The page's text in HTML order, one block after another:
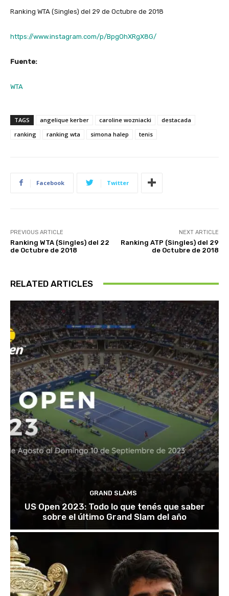
Ranking WTA (Singles) del 29 de Octubre de 2018
https://www.instagram.com/p/BpgOhXRgX8G/
Fuente:
WTA
TAGS angelique kerber caroline wozniacki
destacada
ranking
ranking wta simona halep tenis
Facebook Twitter
PREVIOUS ARTICLE
Ranking WTA (Singles) del 22
de Octubre de 2018
NEXT ARTICLE
Ranking ATP (Singles) del 29
de Octubre de 2018
RELATED ARTICLES
GRAND SLAMS
US Open 2023: Todo lo que tenés que saber
sobre el último Grand Slam del año